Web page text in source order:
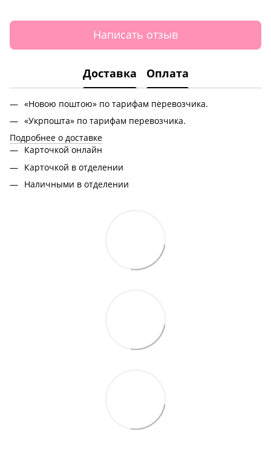
Написать отзыв
Доставка Оплата
«Новою поштою» по тарифам перевозчика.
«Укрпошта» по тарифам перевозчика.
Подробнее о доставке
Карточкой онлайн
Карточкой в отделении
Наличными в отделении